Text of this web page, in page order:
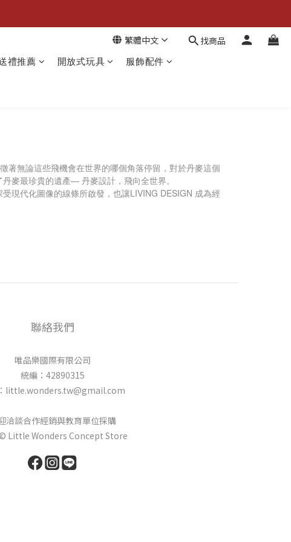
繁體中文 找商品
禮推薦 開放式玩具 服飾配件
著無論這些飛機會在世界的哪個角落停留，對於丹麥這個
麥最珍貴的遺產— 丹麥設計，飛向全世界。
現代化圖像的線條所啟發，也讓LIVING DESIGN 成為經
聯絡我們
唯品樂國際有限公司
統編：42890315
little.wonders.tw@gmail.com
洽談合作經銷與教育單位採購
Little Wonders Concept Store